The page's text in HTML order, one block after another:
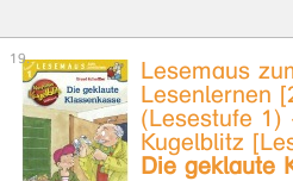
Lesemaus
Lesenlernen
(Lesestufe 1)
Kugelblitz
Die geklaute